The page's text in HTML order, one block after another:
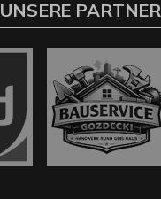
UNSERE